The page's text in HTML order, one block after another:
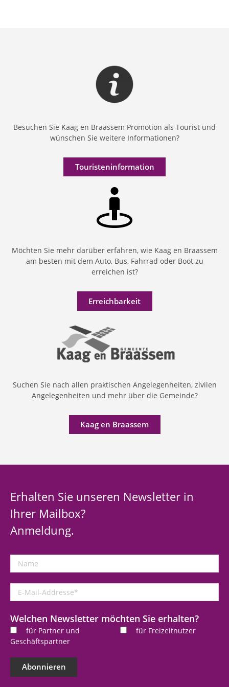
Besuchen Sie Kaag en Braassem Promotion als Tourist und
wünschen Sie weitere Informationen?
Touristeninformation
Möchten Sie mehr darüber erfahren, wie Kaag en Braassem
am besten mit dem Auto, Bus, Fahrrad oder Boot zu
erreichen ist?
Erreichbarkeit
Suchen Sie nach allen praktischen Angelegenheiten, zivilen
Angelegenheiten und mehr über die Gemeinde?
Kaag en Braassem
Erhalten Sie unseren Newsletter in
Ihrer Mailbox?
Anmeldung.
Name
Mail-
*
Welchen Newsletter möchten Sie erhalten?
für Partner und
Geschäftspartner
für Freizeitnutzer
Abonnieren